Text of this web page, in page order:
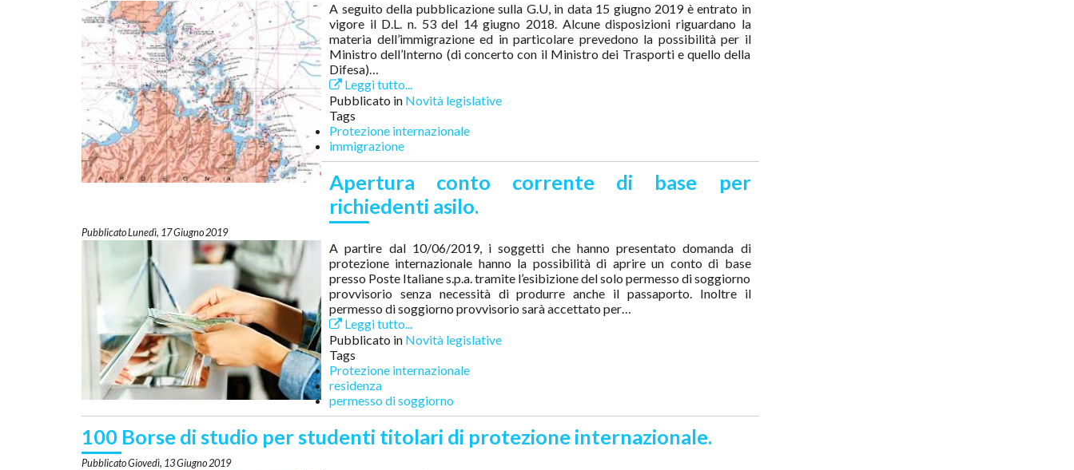
A seguito della pubblicazione sulla G.U, in data 15 giugno 2019 è entrato in
vigore il D.L. n. 53 del 14 giugno 2018. Alcune disposizioni riguardano la
materia dell’immigrazione ed in particolare prevedono la possibilità per il
Ministro dell’Interno (di concerto con il Ministro dei Trasporti e quello della
Difesa)…
Leggi tutto...
Pubblicato in Novità legislative
Tags
Protezione internazionale
immigrazione
Apertura conto corrente di base per
richiedenti asilo.
Lunedì, 17 Giugno 2019
A partire dal 10/06/2019, i soggetti che hanno presentato domanda di
protezione internazionale hanno la possibilità di aprire un conto di base
presso Poste Italiane s.p.a. tramite l’esibizione del solo permesso di soggiorno
provvisorio senza necessità di produrre anche il passaporto. Inoltre il
permesso di soggiorno provvisorio sarà accettato per…
Leggi tutto...
Pubblicato in Novità legislative
Tags
Protezione internazionale
residenza
permesso di soggiorno
100 Borse di studio per studenti titolari di protezione internazionale.
Giovedì, 13 Giugno 2019